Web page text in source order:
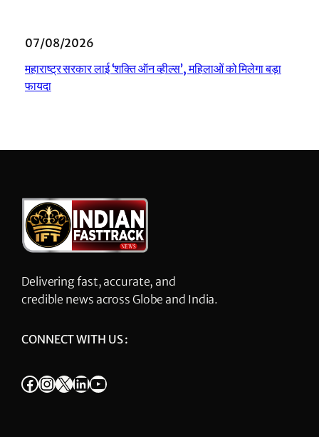
07/08/2026
महाराष्ट्र सरकार लाई ‘शक्ति ऑन व्हील्स’, महिलाओं को मिलेगा बड़ा
फायदा
Delivering fast, accurate, and
credible news across Globe and India.
CONNECT WITH US :
Facebook InstagramX LinkedIn YouTube